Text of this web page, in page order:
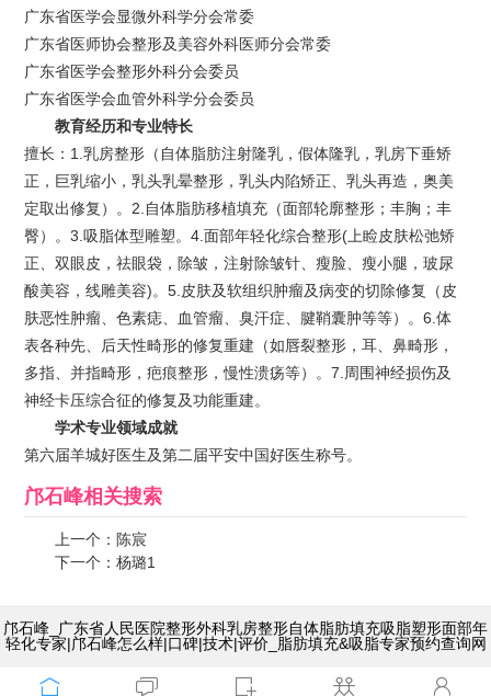
广东省医学会显微外科学分会常委
广东省医师协会整形及美容外科医师分会常委
广东省医学会整形外科分会委员
广东省医学会血管外科学分会委员
教育经历和专业特长
擅长：1.乳房整形（自体脂肪注射隆乳，假体隆乳，乳房下垂矫
正，巨乳缩小，乳头乳晕整形，乳头内陷矫正、乳头再造，奥美
定取出修复）。2.自体脂肪移植填充（面部轮廓整形；丰胸；丰
臀）。3.吸脂体型雕塑。4.面部年轻化综合整形(上睑皮肤松弛矫
正、双眼皮，祛眼袋，除皱，注射除皱针、瘦脸、瘦小腿，玻尿
酸美容，线雕美容)。5.皮肤及软组织肿瘤及病变的切除修复（皮
肤恶性肿瘤、色素痣、血管瘤、臭汗症、腱鞘囊肿等等）。6.体
表各种先、后天性畸形的修复重建（如唇裂整形，耳、鼻畸形，
多指、并指畸形，疤痕整形，慢性溃疡等）。7.周围神经损伤及
神经卡压综合征的修复及功能重建。
学术专业领域成就
第六届羊城好医生及第二届平安中国好医生称号。
邝石峰相关搜索
上一个： 陈宸
下一个：杨璐1
邝石峰_广东省人民医院整形外科乳房整形自体脂肪填充吸脂塑形面部年
轻化专家|邝石峰怎么样|口碑|技术|评价_脂肪填充&吸脂专家预约查询网